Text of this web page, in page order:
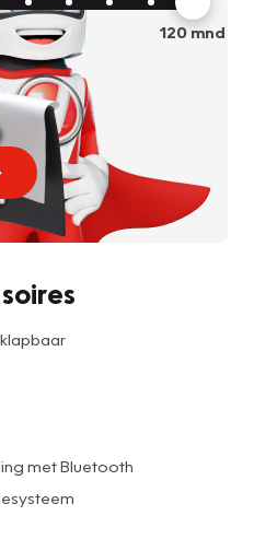
120mnd
met Bluetooth